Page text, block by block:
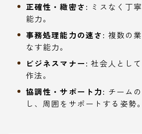
正確性・緻密さ: ミスなく丁
能力。
事務処理能力の速さ: 複数の
なす能力。
ビジネスマナー: 社会人とし
作法。
協調性・サポート力: チーム
し、周囲をサポートする姿勢。